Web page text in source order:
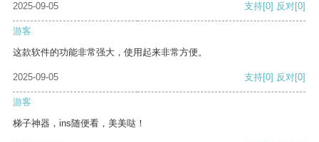
2025-09-05 支持[0] 反对[0]
游客
这款软件的功能非常强大，使用起来非常方便。
2025-09-05 支持[0] 反对[0]
游客
梯子神器，ins随便看，美美哒！